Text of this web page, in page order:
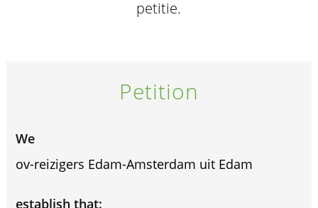
petitie.
Petition
We
ov-reizigers Edam-Amsterdam uit Edam
establish that: